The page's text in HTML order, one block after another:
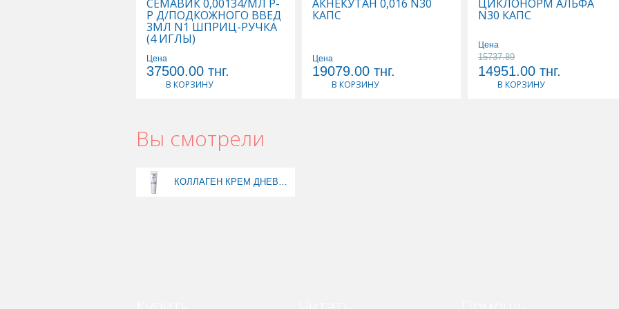
СЕМАВИК 0,00134/МЛ Р-
Р Д/ПОДКОЖНОГО ВВЕД
3МЛ N1 ШПРИЦ-РУЧКА
(4 ИГЛЫ)
Цена
37500.00 тнг.
В КОРЗИНУ
АКНЕКУТАН 0,016 N30
КАПС
Цена
19079.00 тнг.
В КОРЗИНУ
ЦИКЛОНОРМ АЛЬФА
N30 КАПС
Цена
15737.89
14951.00 тнг.
В КОРЗИНУ
Вы смотрели